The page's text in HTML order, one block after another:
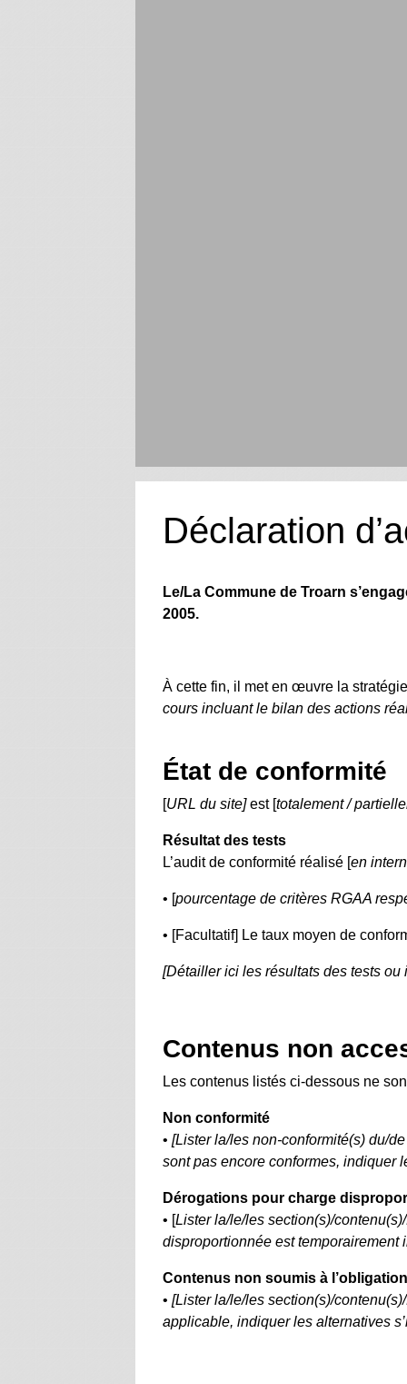
Déclaration
Le/La Commune de Troarn
2005.
À cette fin, il met en œuvre la
cours incluant le bilan des actions
État de conformité
[URL du site]est [totalement /
Résultat des tests
L’audit de conformité réalisé [en
• [pourcentage de critères RGAA
• [Facultatif] Le taux moyen de
[Détailler ici les résultats des tests
Contenus non
Les contenus listés ci-dessous ne
Non conformité
•[Lister la/les non-conformité(s) du/
sont pas encore conformes, indiquer
Dérogations pour charge
• [Lister la/le/les section(s)/
disproportionnée est temporairement
Contenus non soumis à
• [Lister la/le/les section(s)/
applicable, indiquer les alternatives